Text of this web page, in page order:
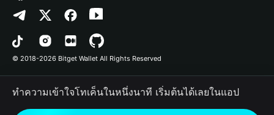
ทรัพยากรข้อมูลของแบรนด์
อาชีพ
Prediction Markets
DApp
RWA
การตรวจจับสัญญา
การโอนเป็นชุด
Avalanche
Bitcoin
Polygon
นโยบายความเป็นส่วนตัว
ข้อตกลงในการใช้บริการ
© 2018-2026 Bitget Wallet All Rights Reserved
ทำความเข้าใจโทเค็นในหนึ่งนาที เริ่มต้นได้เลยในแอป